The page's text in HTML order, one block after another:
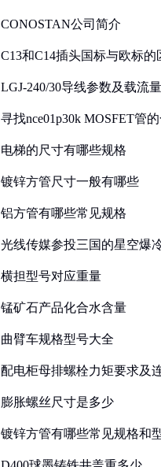
CONOSTAN公司简介
C13和C14插头国标与欧标的
LGJ-240/30导线参数及载流
寻找nce01p30k MOSFET管
电梯的尺寸有哪些规格
镀锌方管尺寸一般有哪些
铝方管有哪些常见规格
光线传媒参投三国的星空爆
横担型号对应重量
锰矿石产品化合水含量
曲臂车规格型号大全
配电柜母排螺栓力矩要求及
膨胀螺丝尺寸是多少
镀锌方管有哪些常见规格和